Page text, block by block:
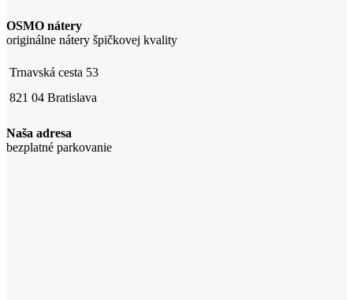
OSMO nátery
originálne nátery špičkovej kvality
Trnavská cesta 53
821 04 Bratislava
Naša adresa
bezplatné parkovanie